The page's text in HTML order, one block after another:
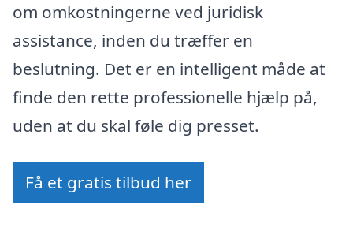
om omkostningerne ved juridisk
assistance, inden du træffer en
beslutning. Det er en intelligent måde at
finde den rette professionelle hjælp på,
uden at du skal føle dig presset.
Få et gratis tilbud her